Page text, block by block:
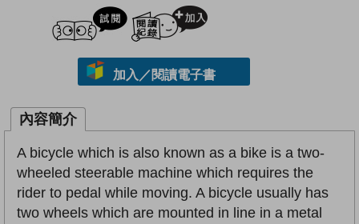
試閲
加入／閱讀電子書
內容簡介
A bicycle which is also known as a bike is a two-
wheeled steerable machine which requires the
rider to pedal while moving. A bicycle usually has
two wheels which are mounted in line in a metal